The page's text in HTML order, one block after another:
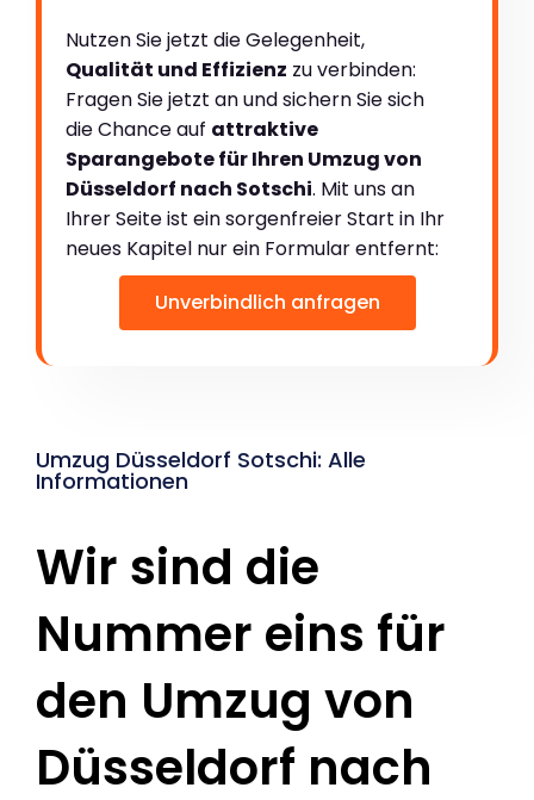
Nutzen Sie jetzt die Gelegenheit,
Qualität und Effizienz zu verbinden:
Fragen Sie jetzt an und sichern Sie sich
die Chance auf attraktive
Sparangebote für Ihren Umzug von
Düsseldorf nach Sotschi. Mit uns an
Ihrer Seite ist ein sorgenfreier Start in Ihr
neues Kapitel nur ein Formular entfernt:
Unverbindlich anfragen
Umzug Düsseldorf Sotschi: Alle
Informationen
Wir sind die
Nummer eins für
den Umzug von
Düsseldorf nach